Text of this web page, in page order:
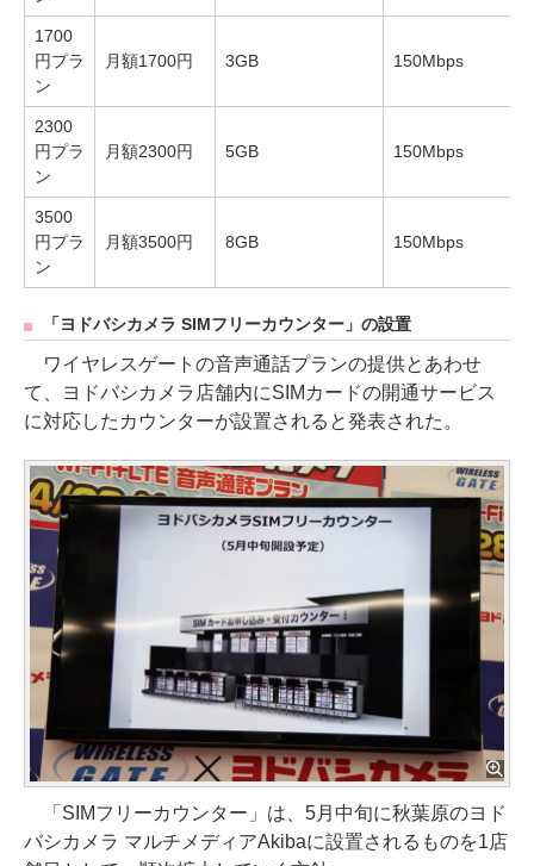
1700
円プラ
ン
月額1700円 3GB 150Mbps
2300
円プラ
ン
月額2300円 5GB 150Mbps
3500
円プラ
ン
月額3500円 8GB 150Mbps
「ヨドバシカメラ SIMフリーカウンター」の設置
ワイヤレスゲートの音声通話プランの提供とあわせ
て、ヨドバシカメラ店舗内にSIMカードの開通サービス
に対応したカウンターが設置されると発表された。
「SIMフリーカウンター」は、5月中旬に秋葉原のヨド
バシカメラ マルチメディアAkibaに設置されるものを1店